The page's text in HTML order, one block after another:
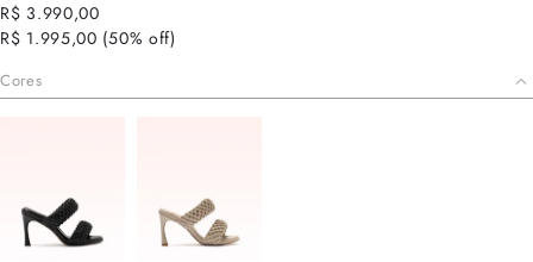
R$ 3.990,00
R$ 1.995,00 (50% off)
Cores